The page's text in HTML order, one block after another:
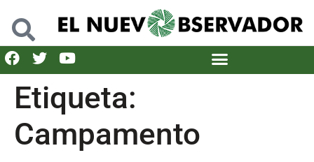
Etiqueta:
Campamento